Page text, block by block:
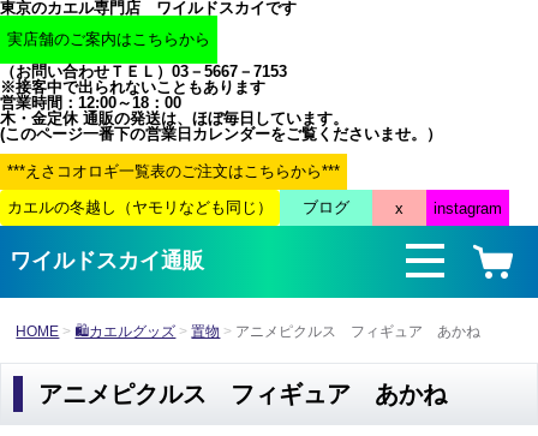
東京のカエル専門店 ワイルドスカイです
（お問い合わせＴＥＬ）03－5667－7153
※接客中で出られないこともあります
営業時間：12:00～18：00
木・金定休 通販の発送は、ほぼ毎日しています。
(このページ一番下の営業日カレンダーをご覧くださいませ。）
ワイルドスカイ通販
HOME 🛍カエルグッズ 置物 アニメピクルス フィギュア あかね
アニメピクルス フィギュア あかね